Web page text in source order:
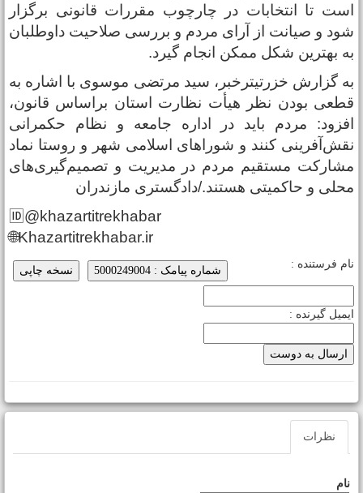
تا انتخابات در چارچوب مقررات قانونی برگزار
و صیانت از آرای مردم و بررسی صلاحیت داوطلبان
بهترین شکل ممکن انجام گیرد.
گزارش خزرتیترخبر، سید مرتضی موسوی با اشاره به
بودن نظر هیأت نظارت استان براساس قانون،
مردم باید در اداره جامعه و نظام حکمرانی
کنند و شوراهای اسلامی شهر و روستا نماد
مستقیم مردم در مدیریت و تصمیم‌گیری‌های
و حاکمیتی هستند./دادگستری مازندران
🆔@khazartitrekhabar
🌐Khazartitrekhabar.ir
نسخه چاپی شماره پیامک : 5000249004
فرستنده :
گیرنده :
نظرات
نام